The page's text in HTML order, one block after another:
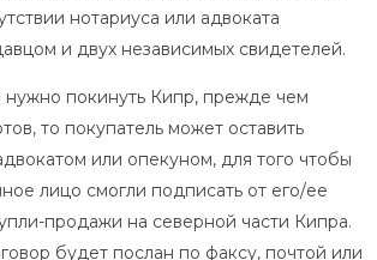
нотариуса или адвоката
и двух независимых свидетелей.
нужно покинуть Кипр, прежде чем
то покупатель может оставить
или опекуном, для того чтобы
лицо смогли подписать от его/ее
продажи на северной части Кипра.
будет послан по факсу, почтой или